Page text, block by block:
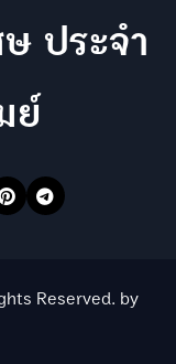
ประจำ
ย์
Reserved. by